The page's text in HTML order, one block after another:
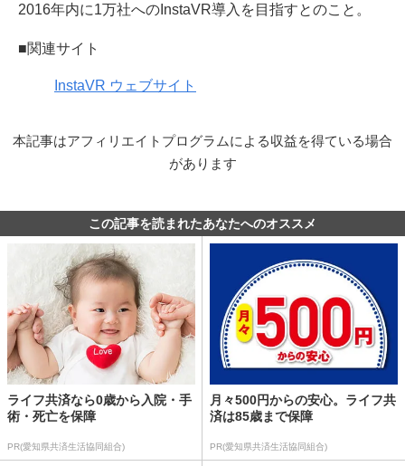
2016年内に1万社へのInstaVR導入を目指すとのこと。
■関連サイト
InstaVR ウェブサイト
本記事はアフィリエイトプログラムによる収益を得ている場合
があります
この記事を読まれたあなたへのオススメ
ライフ共済なら0歳から入院・手
術・死亡を保障
PR(愛知県共済生活協同組合)
月々500円からの安心。ライフ共
済は85歳まで保障
PR(愛知県共済生活協同組合)